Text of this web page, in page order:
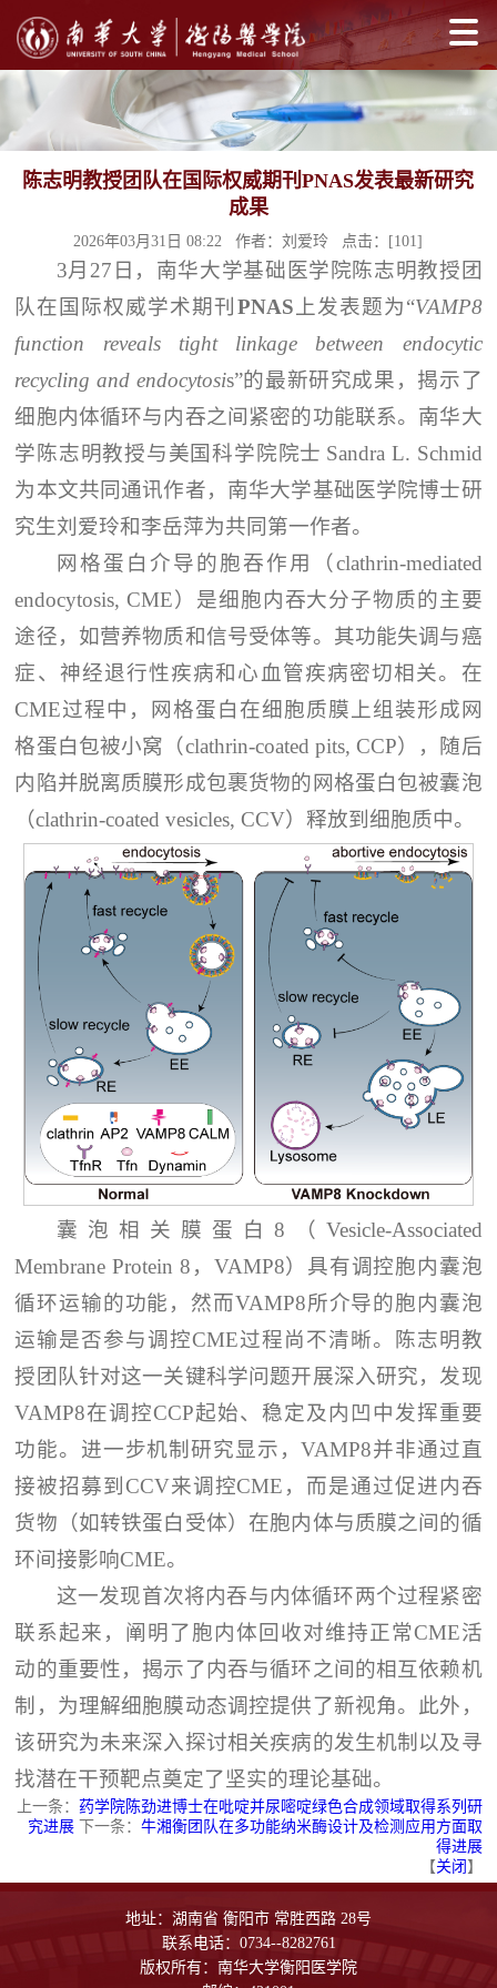
陈志明教授团队在国际权威期刊PNAS发表最新研究
成果
2026年03月31日 08:22 作者：刘爱玲 点击：[101]
3月27日，南华大学基础医学院陈志明教授团
队在国际权威学术期刊 PNAS 上发表题为“VAMP8
function reveals tight linkage between endocytic
recycling and endocytosis”的最新研究成果，揭示了
细胞内体循环与内吞之间紧密的功能联系。南华大
学陈志明教授与美国科学院院士 Sandra L. Schmid
为本文共同通讯作者，南华大学基础医学院博士研
究生刘爱玲和李岳萍为共同第一作者。
网格蛋白介导的胞吞作用（clathrin-mediated
endocytosis, CME）是细胞内吞大分子物质的主要
途径，如营养物质和信号受体等。其功能失调与癌
症、神经退行性疾病和心血管疾病密切相关。在
CME过程中，网格蛋白在细胞质膜上组装形成网
格蛋白包被小窝（clathrin-coated pits, CCP），随后
内陷并脱离质膜形成包裹货物的网格蛋白包被囊泡
（clathrin-coated vesicles, CCV）释放到细胞质中。
囊泡相关膜蛋白8（Vesicle-Associated
Membrane Protein 8，VAMP8）具有调控胞内囊泡
循环运输的功能，然而VAMP8所介导的胞内囊泡
运输是否参与调控CME过程尚不清晰。陈志明教
授团队针对这一关键科学问题开展深入研究，发现
VAMP8在调控CCP起始、稳定及内凹中发挥重要
功能。进一步机制研究显示，VAMP8并非通过直
接被招募到CCV来调控CME，而是通过促进内吞
货物（如转铁蛋白受体）在胞内体与质膜之间的循
环间接影响CME。
这一发现首次将内吞与内体循环两个过程紧密
联系起来，阐明了胞内体回收对维持正常CME活
动的重要性，揭示了内吞与循环之间的相互依赖机
制，为理解细胞膜动态调控提供了新视角。此外，
该研究为未来深入探讨相关疾病的发生机制以及寻
找潜在干预靶点奠定了坚实的理论基础。
上一条： 药学院陈劲进博士在吡啶并尿嘧啶绿色合成领域取得系列研
究进展下一条： 牛湘衡团队在多功能纳米酶设计及检测应用方面取
得进展
【关闭 】
地址：湖南省 衡阳市 常胜西路 28号
联系电话：0734--8282761
版权所有：南华大学衡阳医学院